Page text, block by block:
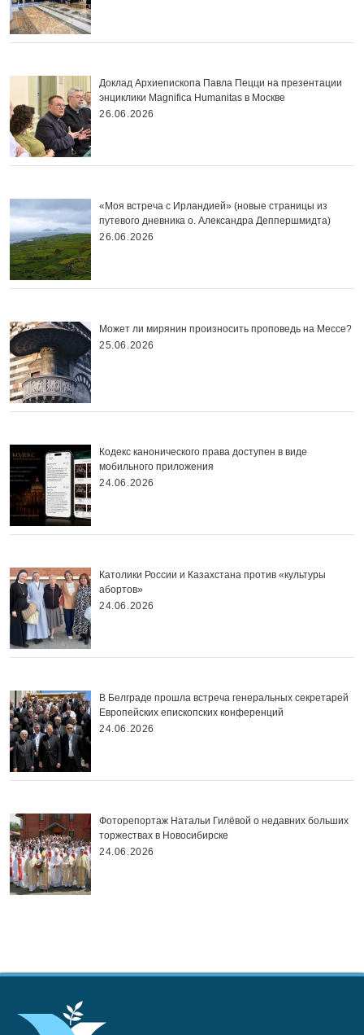
Доклад Архиепископа Павла Пецци на презентации
энциклики Magnifica Нumanitas в Москве
26.06.2026
«Моя встреча с Ирландией» (новые страницы из
путевого дневника о. Александра Деппершмидта)
26.06.2026
Может ли мирянин произносить проповедь на Мессе?
25.06.2026
Кодекс канонического права доступен в виде
мобильного приложения
24.06.2026
Католики России и Казахстана против «культуры
абортов»
24.06.2026
В Белграде прошла встреча генеральных секретарей
Европейских епископских конференций
24.06.2026
Фоторепортаж Натальи Гилёвой о недавних больших
торжествах в Новосибирске
24.06.2026